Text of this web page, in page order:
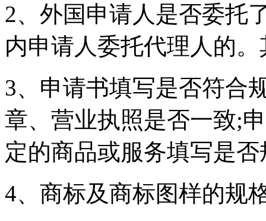
2、外国申请人是否委托
内申请人委托代理人的
3、申请书填写是否符合
章、营业执照是否一致;
定的商品或服务填写是
4、商标及商标图样的规